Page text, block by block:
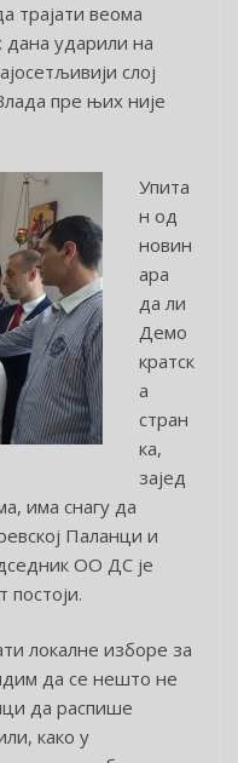
трајати веома
дана ударили на
слој
пре њих није
Упита
н од
новин
ара
да ли
Демо
кратск
а
стран
ка,
зајед
има снагу да
Паланци и
ОО ДС је
постоји.
локалне изборе за
да се нешто не
да распише
како у